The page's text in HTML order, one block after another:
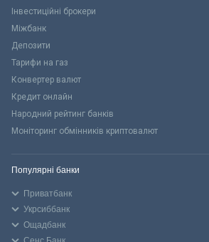
Інвестиційні брокери
Міжбанк
Депозити
Тарифи на газ
Конвертер валют
Кредит онлайн
Народний рейтинг банків
Моніторинг обмінників криптовалют
Популярні банки
Приватбанк
Укрсиббанк
Ощадбанк